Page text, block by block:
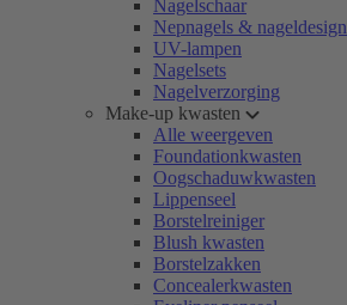
Nagelschaar
Nepnagels & nageldesign
UV-lampen
Nagelsets
Nagelverzorging
Make-up kwasten
Alle weergeven
Foundationkwasten
Oogschaduwkwasten
Lippenseel
Borstelreiniger
Blush kwasten
Borstelzakken
Concealerkwasten